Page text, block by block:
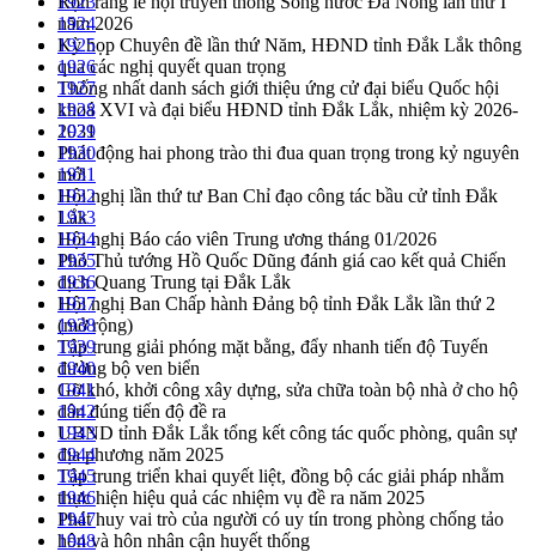
năm 2026
Kỳ họp Chuyên đề lần thứ Năm, HĐND tỉnh Đắk Lắk thông
qua các nghị quyết quan trọng
Thống nhất danh sách giới thiệu ứng cử đại biểu Quốc hội
khoá XVI và đại biểu HĐND tỉnh Đắk Lắk, nhiệm kỳ 2026-
2031
Phát động hai phong trào thi đua quan trọng trong kỷ nguyên
mới
Hội nghị lần thứ tư Ban Chỉ đạo công tác bầu cử tỉnh Đắk
Lắk
Hội nghị Báo cáo viên Trung ương tháng 01/2026
Phó Thủ tướng Hồ Quốc Dũng đánh giá cao kết quả Chiến
dịch Quang Trung tại Đắk Lắk
Hội nghị Ban Chấp hành Đảng bộ tỉnh Đắk Lắk lần thứ 2
(mở rộng)
Tập trung giải phóng mặt bằng, đẩy nhanh tiến độ Tuyến
đường bộ ven biển
Gỡ khó, khởi công xây dựng, sửa chữa toàn bộ nhà ở cho hộ
dân đúng tiến độ đề ra
UBND tỉnh Đắk Lắk tổng kết công tác quốc phòng, quân sự
địa phương năm 2025
Tập trung triển khai quyết liệt, đồng bộ các giải pháp nhằm
thực hiện hiệu quả các nhiệm vụ đề ra năm 2025
Phát huy vai trò của người có uy tín trong phòng chống tảo
hôn và hôn nhân cận huyết thống
1924
1925
1926
1927
1928
1929
1930
1931
1932
1933
1934
1935
1936
1937
1938
1939
1940
1941
1942
1943
1944
1945
1946
1947
1948